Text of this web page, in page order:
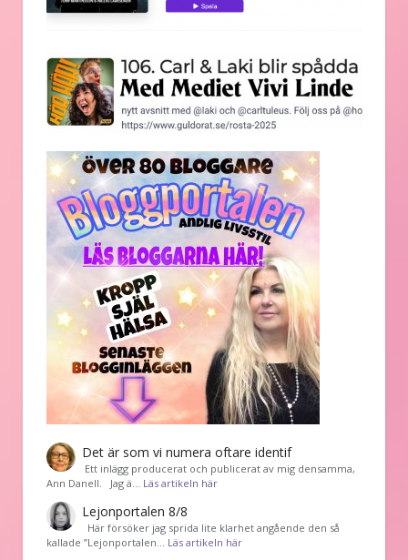
Det är som vi numera oftare identif
͏ Ett inlägg producerat och publicerat av mig densamma,
Ann Danell. Jag ä… Läs artikeln här
Lejonportalen 8/8
Här försöker jag sprida lite klarhet angående den så
kallade ”Lejonportalen… Läs artikeln här